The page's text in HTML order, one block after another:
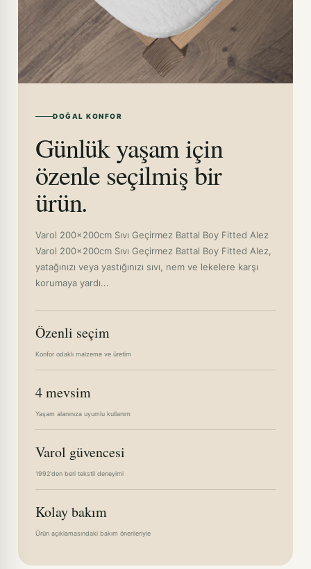
DOĞAL KONFOR
Günlük yaşam için
özenle seçilmiş bir
ürün.
Varol 200x200cm Sıvı Geçirmez Battal Boy Fitted Alez
Varol 200x200cm Sıvı Geçirmez Battal Boy Fitted Alez,
yatağınızı veya yastığınızı sıvı, nem ve lekelere karşı
korumaya yardı...
Özenli seçim
Konfor odaklı malzeme ve üretim
4 mevsim
Yaşam alanınıza uyumlu kullanım
Varol güvencesi
1992'den beri tekstil deneyimi
Kolay bakım
Ürün açıklamasındaki bakım önerileriyle